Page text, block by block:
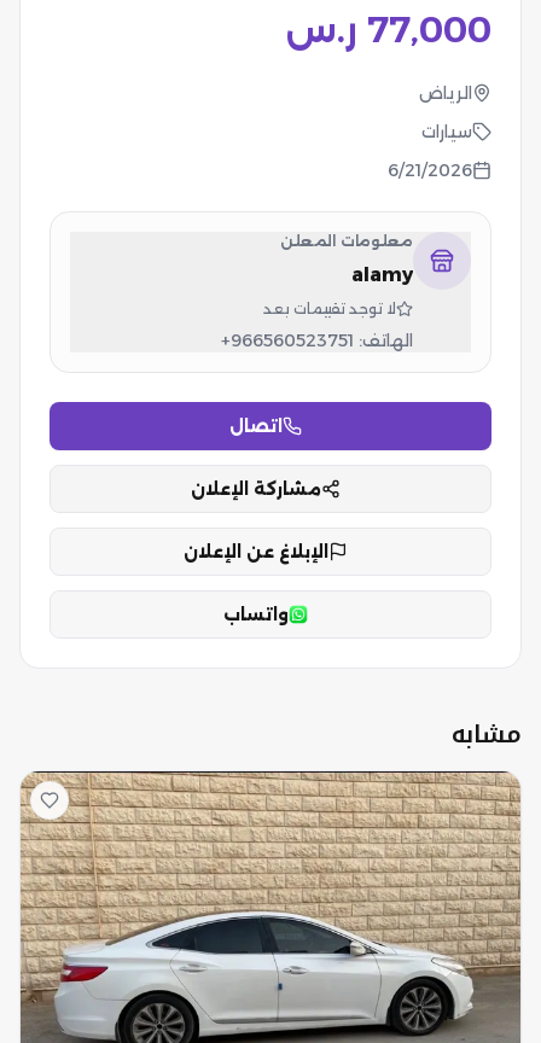
77,000 ر.س
الرياض
سيارات
6/21/2026
معلومات المعلن
alamy
لا توجد تقييمات بعد
الهاتف: +966560523751
اتصال
مشاركة الإعلان
الإبلاغ عن الإعلان
واتساب
مشابه